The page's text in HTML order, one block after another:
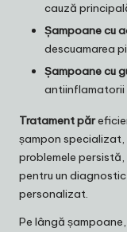
cauză
Șampoane cu
descuamarea
Șampoane cu
antiinflamatorii
Tratament păr
șampon
problemele
pentru un
personalizat.
Pe lângă